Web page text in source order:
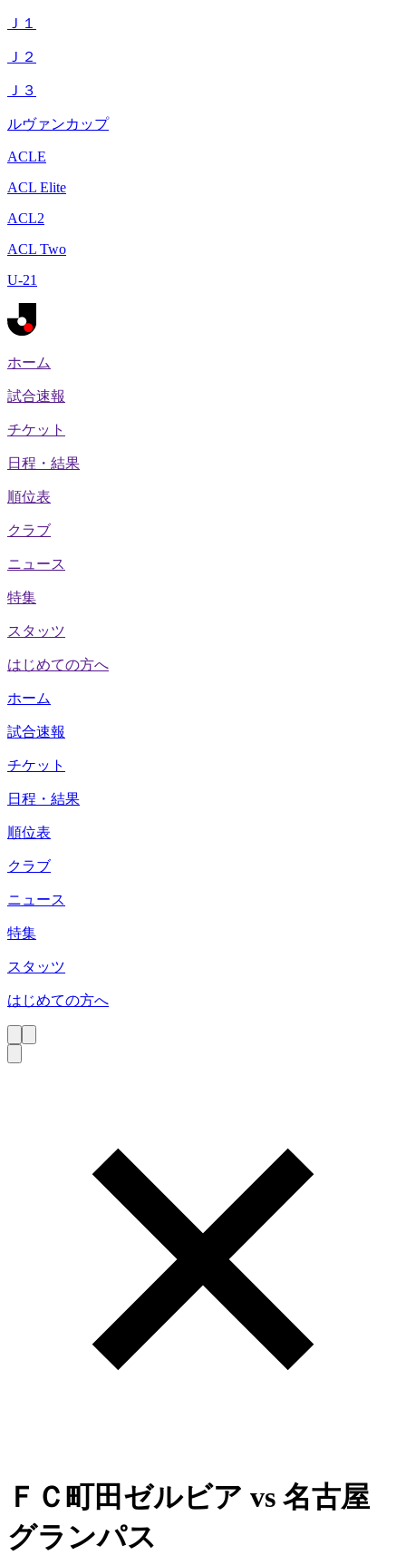
Ｊ１
Ｊ２
Ｊ３
ルヴァンカップ
ACLE
ACL Elite
ACL2
ACL Two
U-21
ホーム
試合速報
チケット
日程・結果
順位表
クラブ
ニュース
特集
スタッツ
はじめての方へ
ホーム
試合速報
チケット
日程・結果
順位表
クラブ
ニュース
特集
スタッツ
はじめての方へ
ＦＣ町田ゼルビア vs 名古屋
グランパス